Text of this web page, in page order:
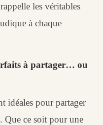
les véritables
à chaque
à partager… ou
idéales pour partager
Que ce soit pour une